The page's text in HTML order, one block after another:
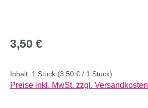
Regulärer Preis:
3,50 €
Inhalt: 1 Stück (3,50 € / 1 Stück)
Preise inkl. MwSt. zzgl. Versandkosten